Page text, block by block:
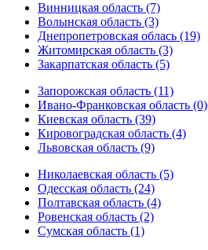
Винницкая область (7)
Волынская область (3)
Днепропетровская облась (19)
Житомирская область (3)
Закарпатская область (5)
Запорожская область (11)
Ивано-Франковская область (0)
Киевская область (39)
Кировоградская область (4)
Львовская область (9)
Николаевская область (5)
Одесская область (24)
Полтавская область (4)
Ровенская область (2)
Сумская область (1)